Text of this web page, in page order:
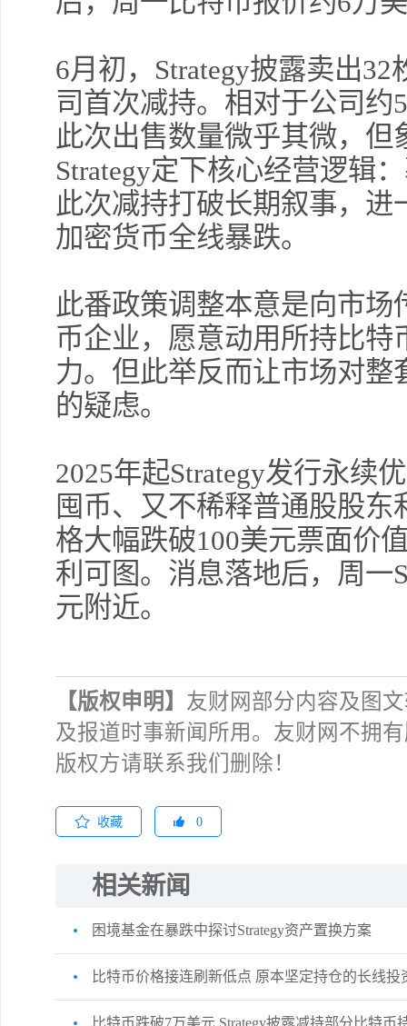
6月初，Strategy披露卖出
司首次减持。相对于公司约
此次出售数量微乎其微，
Strategy定下核心经营逻辑
此次减持打破长期叙事，
加密货币全线暴跌。
此番政策调整本意是向市
币企业，愿意动用所持比
力。但此举反而让市场对
的疑虑。
2025年起Strategy发行永续
囤币、又不稀释普通股股
格大幅跌破100美元票面价
利可图。消息落地后，周一
元附近。
【版权申明】 友财网部分内容及图
及报道时事新闻所用。友财网不拥
版权方请联系我们删除！
收藏 0
相关新闻
困境基金在暴跌中探讨Strategy资产置换方案
比特币价格接连刷新低点 原本坚定持仓的长线投
比特币跌破7万美元 Strategy披露减持部分比特币